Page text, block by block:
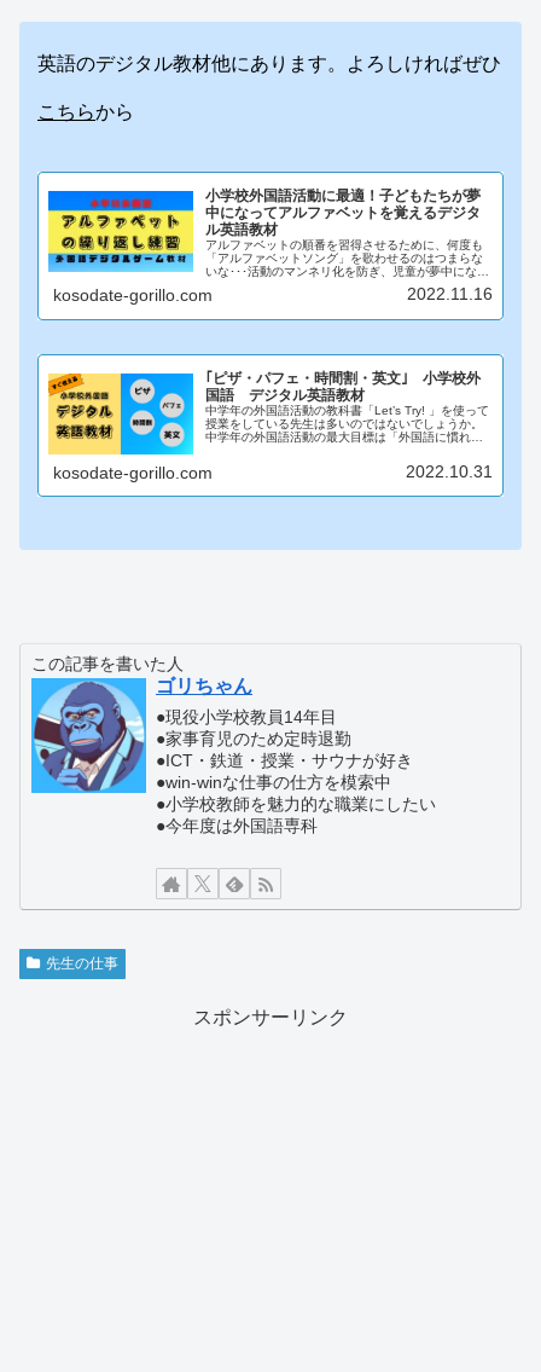
英語のデジタル教材他にあります。よろしければぜひ
こちらから
小学校外国語活動に最適！子どもたちが夢
中になってアルファベットを覚えるデジタ
ル英語教材
アルファベットの順番を習得させるために、何度も
「アルファベットソング」を歌わせるのはつまらな
いな･･･活動のマンネリ化を防ぎ、児童が夢中になっ
で紹介します。それが「ABC race！！」というデ...
kosodate-gorillo.com 2022.11.16
｢ピザ・パフェ・時間割・英文｣ 小学校外
国語 デジタル英語教材
中学年の外国語活動の教科書「Let’s Try! 」を使って
授業をしている先生は多いのではないでしょうか。
中学年の外国語活動の最大目標は「外国語に慣れ親
コミュニケーション活動を多く取り入れた授業...
kosodate-gorillo.com 2022.10.31
この記事を書いた人
ゴリちゃん
●現役小学校教員14年目
●家事育児のため定時退勤
●ICT・鉄道・授業・サウナが好き
●win-winな仕事の仕方を模索中
●小学校教師を魅力的な職業にしたい
●今年度は外国語専科
先生の仕事
スポンサーリンク